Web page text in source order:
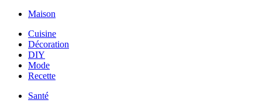
Maison
Cuisine
Décoration
DIY
Mode
Recette
Santé